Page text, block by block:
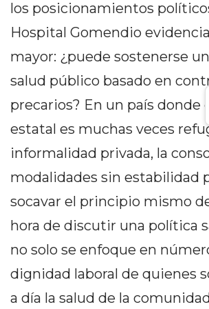
PRECIOS
WHEY
EN
PERGAMINO:
DÓNDE
MEJOR
GIMNASIO
CREAR
TIENDA
ONLINE
GRATIS
SUPLEMENTOS
los posicionamientos
Hospital Gomendio
mayor: ¿puede sostenerse
salud público basado en
precarios? En un país donde
estatal es muchas veces
informalidad privada, la
modalidades sin estabilidad
socavar el principio mismo
hora de discutir una política
no solo se enfoque en
dignidad laboral de quienes
a día la salud de la